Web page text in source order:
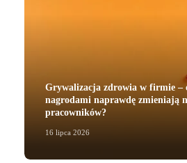
Grywalizacja zdrowia w firmie –
nagrodami naprawdę zmieniają
pracowników?
16 lipca 2026